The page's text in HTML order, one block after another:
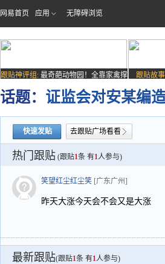
网易首页 应用 无障碍浏览
跟贴神评组: 最奇葩动物园！全靠家禽撑
场子
跟贴故
话题： 证监会对安某编
快速发贴 去跟贴广场看看
热门跟贴 (跟贴1条 有1人参与)
笑望红尘红尘笑 [广东广州]
昨天大涨今天会不会又是大涨
最新跟贴(跟贴1条 有1人参与)